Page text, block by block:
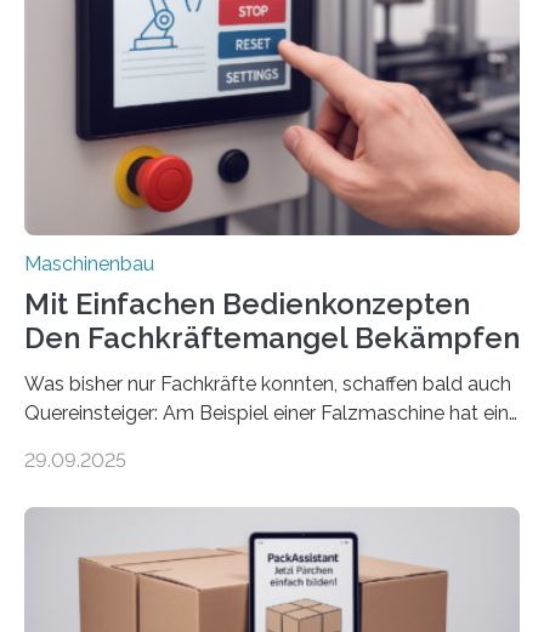
Maschinenbau
Mit Einfachen Bedienkonzepten
Den Fachkräftemangel Bekämpfen
Was bisher nur Fachkräfte konnten, schaffen bald auch
Quereinsteiger: Am Beispiel einer Falzmaschine hat ein
Mensch-Maschine-Schnittstelle so sehr vereinfacht,
Die zugrunde liegende Methodik lässt sich auf alle
anderen Maschinen übertragen. Eine Falzmaschine
umzurüsten ist ein Job für echte Profis. Eine solche
Maschine faltet in Druckereien Broschüren, Prospekte,
29.09.2025